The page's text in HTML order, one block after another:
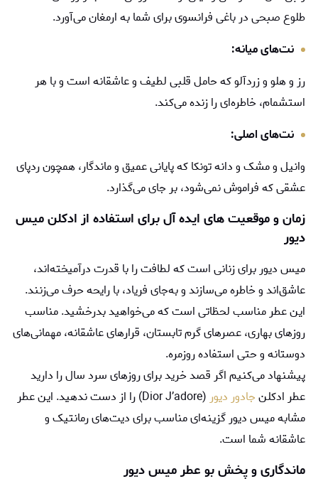
طلوع صبحی در باغی فرانسوی برای شما به ارمغان می‌آورد.
نت‌های میانه:
رز و هلو و زردآلو که حامل قلبی لطیف و عاشقانه است و با هر
استشمام، خاطره‌ای را زنده می‌کند.
نت‌های اصلی:
وانیل و مشک و دانه تونکا که پایانی عمیق و ماندگار، همچون ردپای
عشقی که فراموش نمی‌شود، بر جای می‌گذارد.
زمان و موقعیت های ایده آل برای استفاده از ادکلن میس
دیور
میس دیور برای زنانی‌ است که لطافت را با قدرت درآمیخته‌اند،
عاشق‌اند و خاطره می‌سازند و به‌جای فریاد، با رایحه حرف می‌زنند.
این عطر مناسب لحظاتی‌ است که می‌خواهید بدرخشید. مناسب
روزهای بهاری، عصرهای گرم تابستان، قرارهای عاشقانه، مهمانی‌های
دوستانه و حتی استفاده روزمره.
پیشنهاد می‌کنیم اگر قصد خرید برای روزهای سرد سال را دارید
عطر ادکلنجادور دیور
(Dior J’adore) را از دست ندهید. این عطر
مشابه میس دیور گزینه‌ای مناسب برای دیت‌های رمانتیک و
عاشقانه شما است.
ماندگاری و پخش بو عطر میس دیور